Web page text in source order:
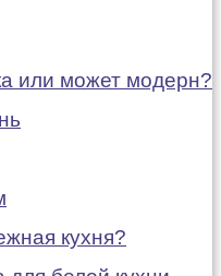
или может модерн?
кухня?